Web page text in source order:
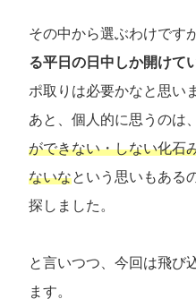
その中から選ぶわけです
る平日の日中しか開けて
ポ取りは必要かなと思い
あと、個人的に思うのは、
ができない・しない化石
ないなという思いもある
探しました。
と言いつつ、今回は飛び
ます。